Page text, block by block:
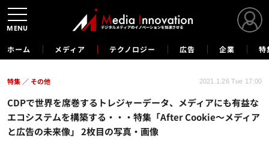
ホーム メディア テクノロジー 広告 企業 特
CDPで世界を席巻するトレジャーデータ、メディアにも有益な
エコシステムを構築する・・・特集「After Cookie～メディア
と広告の未来像」 2枚目の写真・画像
特集 その他 2021.1.26 Tue 17:00
MENU